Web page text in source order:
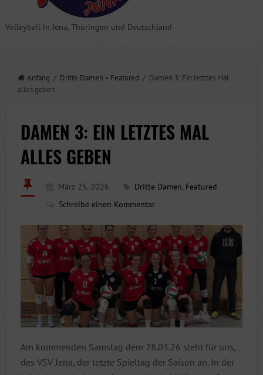
Volleyball in Jena, Thüringen und Deutschland
Anfang / Dritte Damen • Featured / Damen 3: Ein letztes Mal
alles geben
DAMEN 3: EIN LETZTES MAL
ALLES GEBEN
März 25, 2026 Dritte Damen, Featured
Schreibe einen Kommentar
Am kommenden Samstag dem 28.03.26 steht für uns,
des VSV Jena, der letzte Spieltag der Saison an. In der